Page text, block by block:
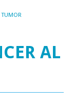
TUMOR
AL